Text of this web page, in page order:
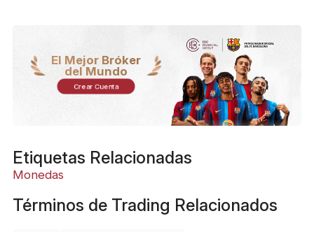
El Mejor Bróker
del Mundo
Crear Cuenta
Etiquetas Relacionadas
Monedas
Términos de Trading Relacionados